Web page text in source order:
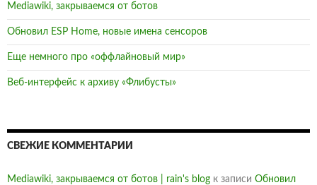
Mediawiki, закрываемся от ботов
Обновил ESP Home, новые имена сенсоров
Еще немного про «оффлайновый мир»
Веб-интерфейс к архиву «Флибусты»
СВЕЖИЕ КОММЕНТАРИИ
Mediawiki, закрываемся от ботов | rain's blog к записи Обновил